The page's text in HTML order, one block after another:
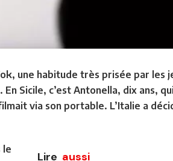
une habitude très prisée par les
Sicile, c’est Antonella, dix ans,
via son portable. L’Italie a
Lire aussi
le